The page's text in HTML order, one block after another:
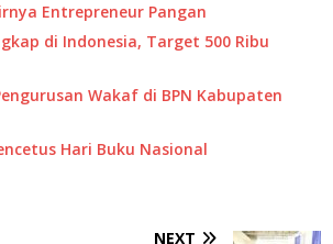
Entrepreneur Pangan
di Indonesia, Target 500 Ribu
Wakaf di BPN Kabupaten
Hari Buku Nasional
NEXT